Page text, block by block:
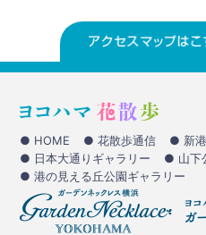
● HOME ● 花散歩通信
● 新
● 日本大通りギャラリー
● 山下
● 港の見える丘公園ギャラリー